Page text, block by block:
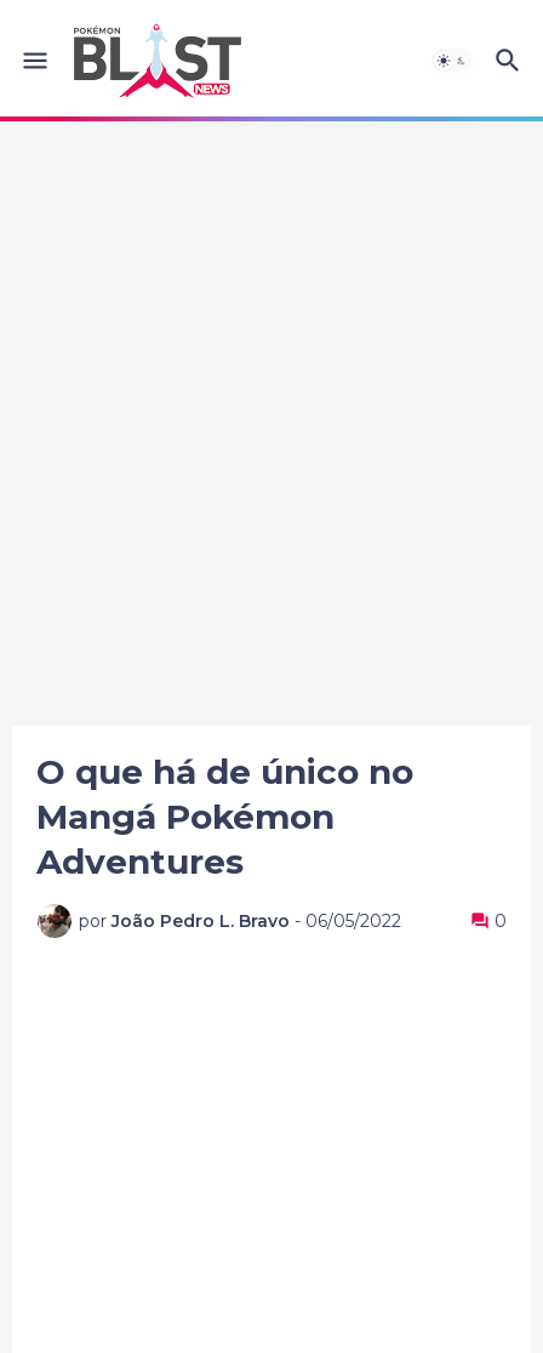
O que há de único no
Mangá Pokémon
Adventures
por João Pedro L. Bravo - 06/05/2022 0